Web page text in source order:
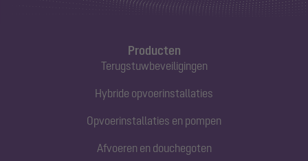
Producten
Terugstuwbeveiligingen
Hybride opvoerinstallaties
Opvoerinstallaties en pompen
Afvoeren en douchegoten